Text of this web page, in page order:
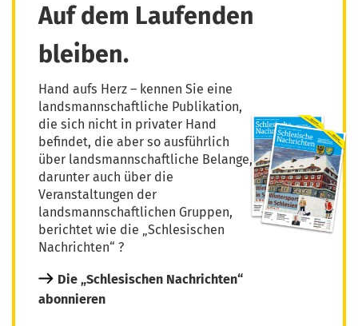
Auf dem Laufenden
bleiben.
Hand aufs Herz – kennen Sie eine
landsmannschaftliche Publikation,
die sich nicht in privater Hand
befindet, die aber so ausführlich
über landsmannschaftliche Belange,
darunter auch über die
Veranstaltungen der
landsmannschaftlichen Gruppen,
berichtet wie die „Schlesischen
Nachrichten“ ?
Die „Schlesischen Nachrichten“
abonnieren